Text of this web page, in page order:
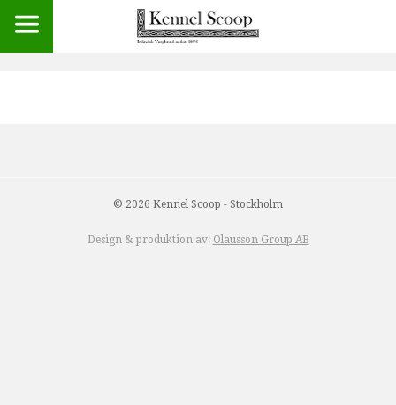
© 2026 Kennel Scoop - Stockholm
Design & produktion av: Olausson Group AB